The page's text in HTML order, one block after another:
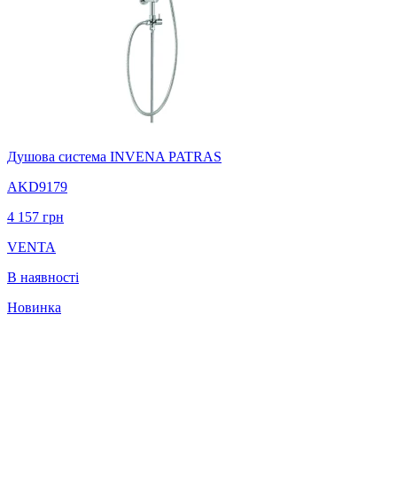
Душова система INVENA PATRAS
AKD9179
4 157 грн
VENTA
В наявності
Новинка